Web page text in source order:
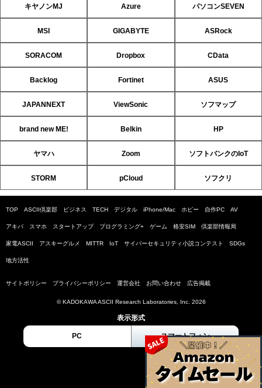
キヤノンMJ Azure パソコンSEVEN
MSI GIGABYTE ASRock
SORACOM Dropbox CData
Backlog Fortinet ASUS
JAPANNEXT ViewSonic ソフマップ
brand new ME! Belkin HP
ヤマハ Zoom ソフトバンクのIoT
STORM pCloud ソフクリ
TOP ASCII倶楽部 ビジネス TECH デジタル iPhone/Mac ホビー 自作PC AV
アキバ スマホ スタートアップ プログラミング+ ゲーム 格安SIM 倶楽部情報局
家電ASCII アスキーグルメ MITTR IoT サイバーセキュリティ小説コンテスト SDGs
地方活性
サイトポリシー プライバシーポリシー 運営会社 お問い合わせ 広告掲載
© KADOKAWA ASCII Research Laboratories, Inc. 2026
表示形式
PC スマートフォン